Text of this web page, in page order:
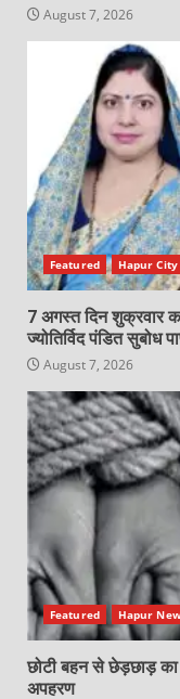
August 7, 2026
Featured Hapur City
7 अगस्त दिन शुक्रवार
ज्योतिर्विद पंडित
August 7, 2026
Featured Hapur
छोटी बहन से छेड़छाड़
अपहरण